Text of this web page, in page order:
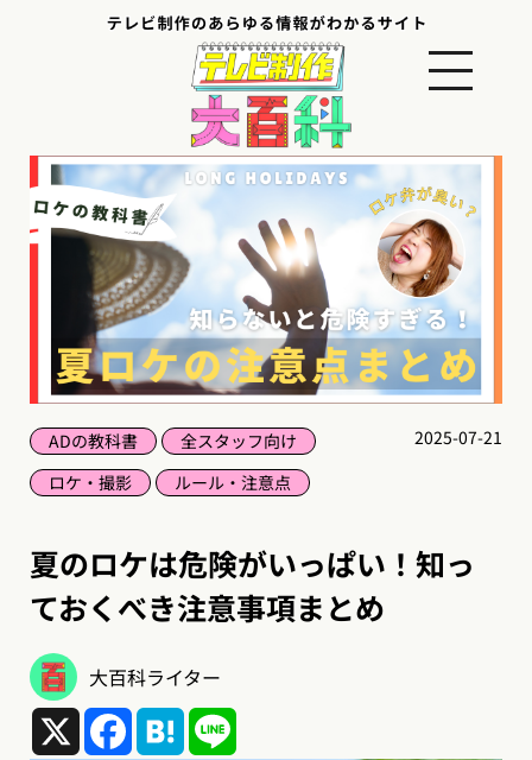
ADの教科書
全スタッフ向け
ロケ・撮影
ルール・注意点
2025-07-21
夏のロケは危険がいっぱい！知っ
ておくべき注意事項まとめ
大百科ライター
X
Facebook
Hatena